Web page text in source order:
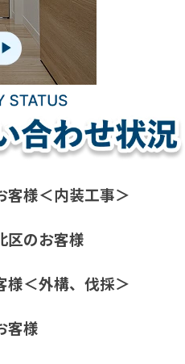
客様＜内装工事＞
区のお客様
様＜外構、伐採＞
客様